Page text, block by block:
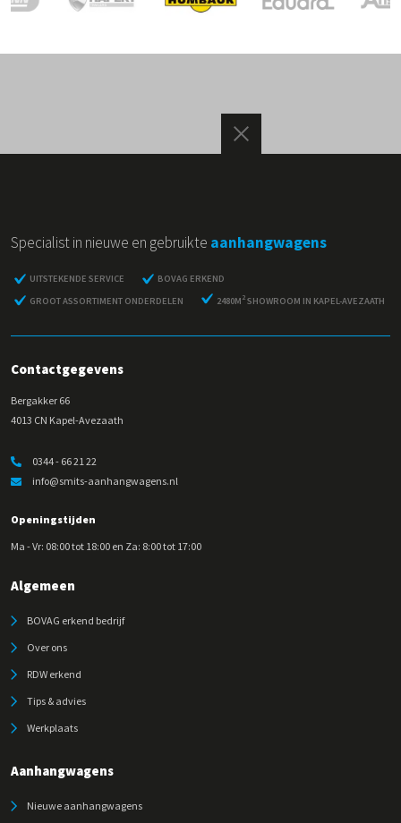
Specialist in nieuwe en gebruikte aanhangwagens
UITSTEKENDE SERVICE
BOVAG ERKEND
GROOT ASSORTIMENT ONDERDELEN
2480M 2SHOWROOM IN KAPEL-AVEZAATH
Contactgegevens
Bergakker 66
4013 CN Kapel-Avezaath
0344 - 66 21 22
info@smits-aanhangwagens.nl
Openingstijden
Ma - Vr: 08:00 tot 18:00 en Za: 8:00 tot 17:00
Algemeen
BOVAG erkend bedrijf
Over ons
RDW erkend
Tips & advies
Werkplaats
Aanhangwagens
Nieuwe aanhangwagens